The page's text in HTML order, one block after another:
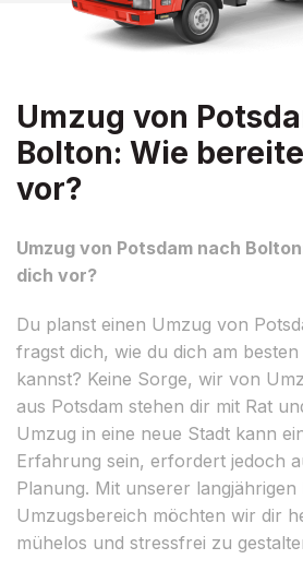
Umzug von
Bolton: Wie
vor?
Umzug von Potsdam nach
dich vor?
Du planst einen Umzug von
fragst dich, wie du dich am
kannst? Keine Sorge, wir von
aus Potsdam stehen dir mit Rat
Umzug in eine neue Stadt kann
Erfahrung sein, erfordert jedoch
Planung. Mit unserer
Umzugsbereich möchten wir dir
mühelos und stressfrei zu